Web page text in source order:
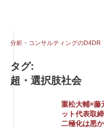
分析・コンサルティングのD4DR
タグ:
超・選択肢社会
重松大輔×藤
ット代表取
二極化は悪